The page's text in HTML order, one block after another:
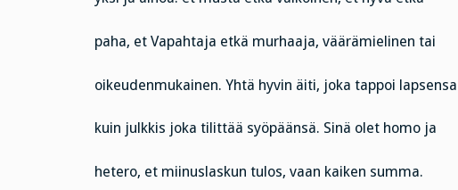
paha, et Vapahtaja etkä murhaaja, väärämielinen tai
oikeudenmukainen. Yhtä hyvin äiti, joka tappoi lapsensa
kuin julkkis joka tilittää syöpäänsä. Sinä olet homo ja
hetero, et miinuslaskun tulos, vaan kaiken summa.